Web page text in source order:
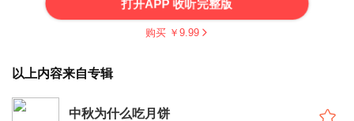
打开APP 收听完整版
购买 ￥ 9.99
以上内容来自专辑
中秋为什么吃月饼